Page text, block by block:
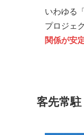
いわゆる
プロジェ
関係が安
客先常